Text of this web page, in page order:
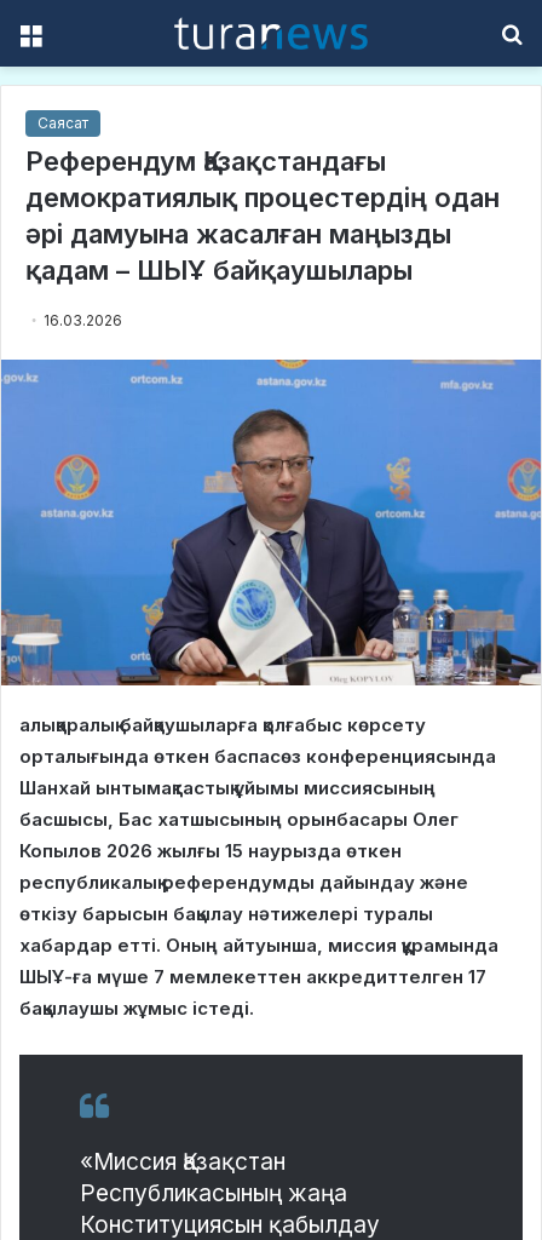
Саясат
Референдум Қазақстандағы
демократиялық процестердің одан
әрі дамуына жасалған маңызды
қадам – ШЫҰ байқаушылары
16.03.2026
алықаралық байқаушыларға қолғабыс көрсету
орталығында өткен баспасөз конференциясында
Шанхай ынтымақтастық ұйымы миссиясының
басшысы, Бас хатшысының орынбасары Олег
Копылов 2026 жылғы 15 наурызда өткен
республикалық референдумды дайындау және
өткізу барысын бақылау нәтижелері туралы
хабардар етті. Оның айтуынша, миссия құрамында
ШЫҰ-ға мүше 7 мемлекеттен аккредиттелген 17
бақылаушы жұмыс істеді.
«Миссия Қазақстан
Республикасының жаңа
Конституциясын қабылдау